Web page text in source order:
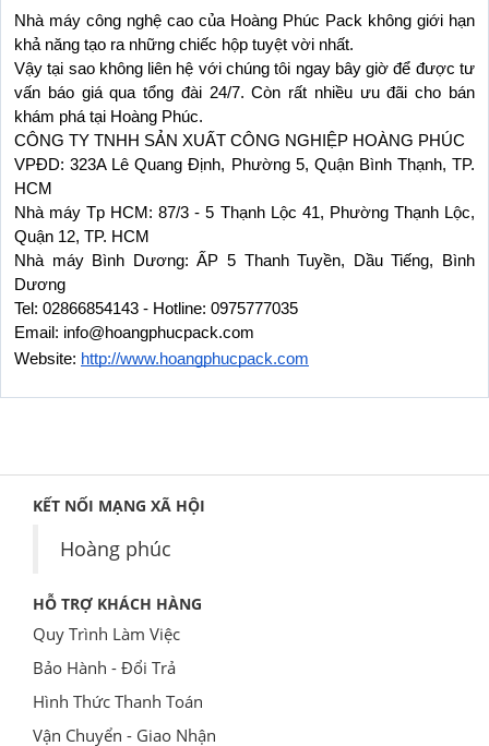
Nhà máy công nghệ cao của Hoàng Phúc Pack không giới hạn
khả năng tạo ra những chiếc hộp tuyệt vời nhất.
Vậy tại sao không liên hệ với chúng tôi ngay bây giờ để được tư
vấn báo giá qua tổng đài 24/7. Còn rất nhiều ưu đãi cho bán
khám phá tại Hoàng Phúc.
CÔNG TY TNHH SẢN XUẤT CÔNG NGHIỆP HOÀNG PHÚC
VPĐD: 323A Lê Quang Định, Phường 5, Quận Bình Thạnh, TP.
HCM
Nhà máy Tp HCM: 87/3 - 5 Thạnh Lộc 41, Phường Thạnh Lộc,
Quận 12, TP. HCM
Nhà máy Bình Dương: ẤP 5 Thanh Tuyền, Dầu Tiếng, Bình
Dương
Tel: 02866854143 - Hotline: 0975777035
Email: info@hoangphucpack.com
Website: http://www.hoangphucpack.com
KẾT NỐI MẠNG XÃ HỘI
Hoàng phúc
HỖ TRỢ KHÁCH HÀNG
Quy Trình Làm Việc
Bảo Hành - Đổi Trả
Hình Thức Thanh Toán
Vận Chuyển - Giao Nhận